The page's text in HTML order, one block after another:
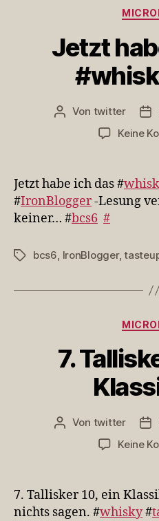
Jetzt
Beitragsautor
Von twitter
Keine
Jetzt habe ich das #
#IronBlogger-Lesung
keiner… #bcs6 #
Schlagwörter
bcs6 IronBlogger,
7.
Beitragsautor
Von twitter
Keine
7. Tallisker 10, ein
nichts sagen. #whisky#